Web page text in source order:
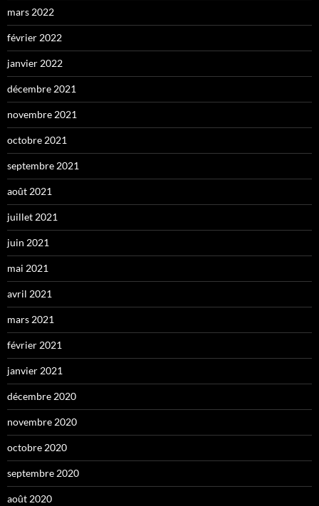
mars 2022
février 2022
janvier 2022
décembre 2021
novembre 2021
octobre 2021
septembre 2021
août 2021
juillet 2021
juin 2021
mai 2021
avril 2021
mars 2021
février 2021
janvier 2021
décembre 2020
novembre 2020
octobre 2020
septembre 2020
août 2020